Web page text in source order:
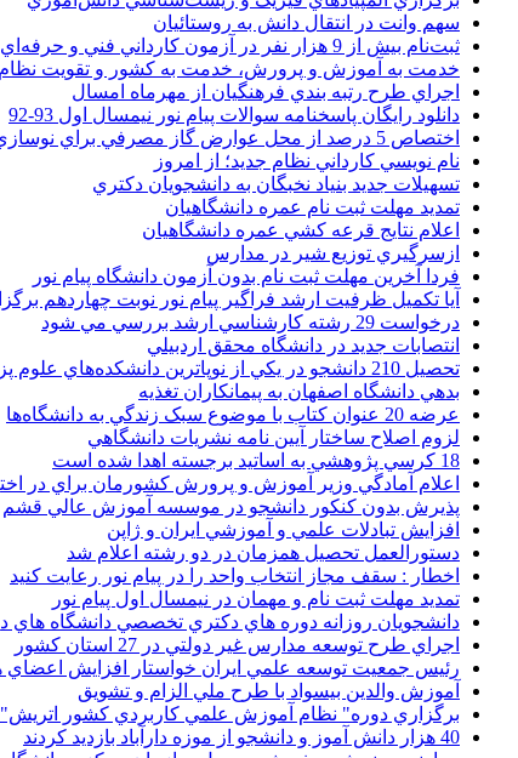
سهم وانت در انتقال دانش به روستائيان
ثبت‌نام بيش از 9 هزار نفر در آزمون کارداني فني و حرفه‌اي
خدمت به آموزش و پرورش، خدمت به کشور و تقويت
اجراي طرح رتبه بندي فرهنگيان از مهرماه امسال
دانلود رایگان پاسخنامه سوالات پیام نور نیمسال اول 93-92
اختصاص 5 درصد از محل عوارض گاز مصرفي براي نوسازي مدارس
نام نويسي کارداني نظام جديد؛ از امروز
تسهيلات جديد بنياد نخبگان به دانشجويان دکتري
تمديد مهلت ثبت نام عمره دانشگاهيان
اعلام نتايج قرعه کشي عمره دانشگاهيان
ازسرگيري توزيع شير در مدارس
فردا آخرین مهلت ثبت نام بدون آزمون دانشگاه پیام نور
آیا تکمیل ظرفیت ارشد فراگیر پیام نور نوبت چهاردهم
درخواست 29 رشته کارشناسي ارشد بررسي مي شود
انتصابات جديد در دانشگاه محقق اردبيلي
تحصيل 210 دانشجو در يکي از نوپاترين دانشکده‌هاي علوم پزشکي کشور
بدهي دانشگاه اصفهان به پيمانکاران تغذيه
عرضه 20 عنوان کتاب با موضوع سبک زندگي به دانشگاه‌ها
لزوم اصلاح ساختار آيين نامه نشريات دانشگاهي
18 کرسي پژوهشي به اساتيد برجسته اهدا شده است
اعلام آمادگي وزير آموزش و پرورش کشورمان براي در
پذيرش بدون کنکور دانشجو در موسسه آموزش عالي قشم
افزايش تبادلات علمي و آموزشي ايران و ژاپن
دستورالعمل تحصیل همزمان در دو رشته اعلام شد
اخطار : سقف مجاز انتخاب واحد را در پیام نور رعایت کنید
تمدید مهلت ثبت نام و مهمان در نیمسال اول پیام نور
دانشجويان روزانه دوره هاي دكتري تخصصي دانشگاه هاي
اجراي طرح توسعه مدارس غير دولتي در 27 استان کشور
رئيس جمعيت توسعه علمي ايران خواستار افزايش اعضاي
آموزش والدين بيسواد با طرح ملي الزام و تشويق
برگزاري دوره" نظام آموزش علمي كاربردي كشور
40 هزار دانش آموز و دانشجو از موزه دارآباد بازديد کردند